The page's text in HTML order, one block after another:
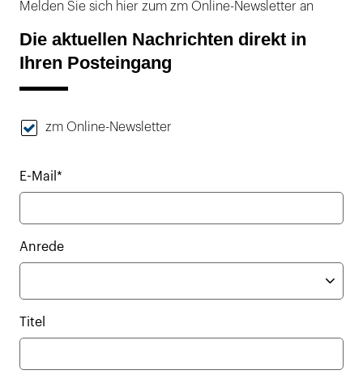
Melden Sie sich hier zum zm Online-Newsletter an
Die aktuellen Nachrichten direkt in
Ihren Posteingang
zm Online-Newsletter
E-Mail*
Anrede
Titel